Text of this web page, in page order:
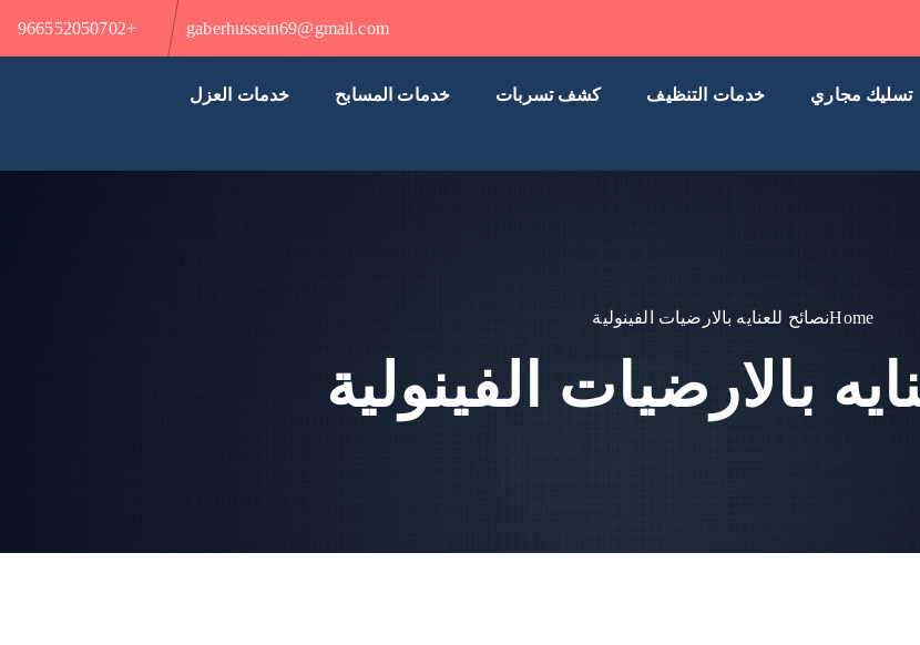
gaberhussein69@gmail.com
+966552050702
تسليك مجاري خدمات التنظيف كشف تسربات خدمات المسابح
خدمات العزل
Homeنصائح للعنايه بالارضيات الفينولية
بالارضيات الفينولية